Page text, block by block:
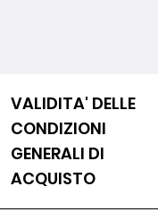
VALIDITA' DELLE
CONDIZIONI
GENERALI DI
ACQUISTO